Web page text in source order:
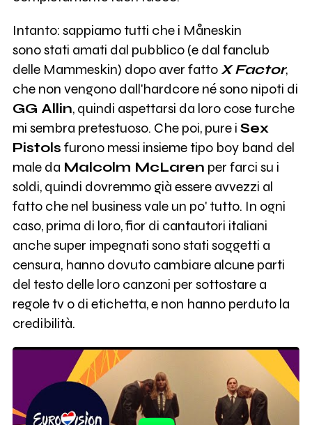
Intanto: sappiamo tutti che i Måneskin
sono stati amati dal pubblico (e dal fanclub
delle Mammeskin) dopo aver fatto X Factor,
che non vengono dall'hardcore né sono nipoti di
GG Allin, quindi aspettarsi da loro cose turche
mi sembra pretestuoso. Che poi, pure i Sex
Pistols furono messi insieme tipo boy band del
male da Malcolm McLaren per farci su i
soldi, quindi dovremmo già essere avvezzi al
fatto che nel business vale un po' tutto. In ogni
caso, prima di loro, fior di cantautori italiani
anche super impegnati sono stati soggetti a
censura, hanno dovuto cambiare alcune parti
del testo delle loro canzoni per sottostare a
regole tv o di etichetta, e non hanno perduto la
credibilità.